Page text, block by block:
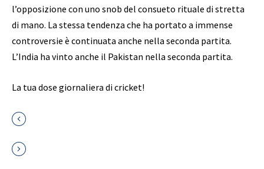
l’opposizione con uno snob del consueto rituale di stretta
di mano. La stessa tendenza che ha portato a immense
controversie è continuata anche nella seconda partita.
L’India ha vinto anche il Pakistan nella seconda partita.
La tua dose giornaliera di cricket!